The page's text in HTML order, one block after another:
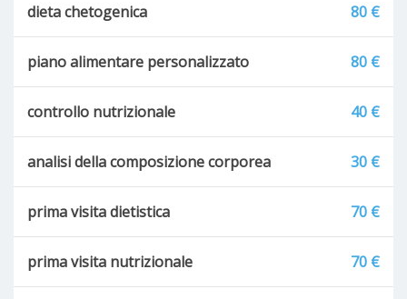
dieta chetogenica 80 €
piano alimentare personalizzato 80 €
controllo nutrizionale 40 €
analisi della composizione corporea 30 €
prima visita dietistica 70 €
prima visita nutrizionale 70 €